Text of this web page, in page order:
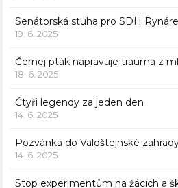
Senátorská stuha pro SDH
19. 6. 2025
Černej pták napravuje trauma z
18. 6. 2025
Čtyři legendy za jeden den
14. 6. 2025
Pozvánka do Valdštejnské
14. 6. 2025
Stop experimentům na žácích a